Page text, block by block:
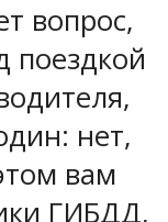
вопрос,
поездкой
нет,
вам
ГИБДД,